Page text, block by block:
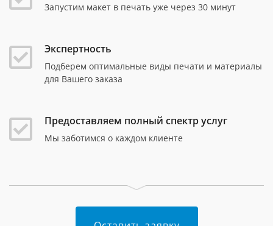
Запустим макет в печать уже через 30 минут
Экспертность
Подберем оптимальные виды печати и материалы
для Вашего заказа
Предоставляем полный спектр услуг
Мы заботимся о каждом клиенте